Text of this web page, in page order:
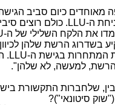
מאוחדים כיום סביב
ה-LLU . כולם רוצים
את הלקח השלילי של ה-
בשדרוג הרשת שלהן
המתחרות בגישת ה-LLU
.
למעשה, לא שלהן".
שלחברות התקשורת
("שוק סיטונאי")?